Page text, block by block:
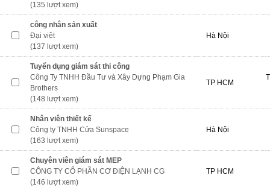
(135 lượt xem)
công nhân sản xuất
Đại việt
(137 lượt xem)
Hà Nội
Tuyển dụng giám sát thi công
Công Ty TNHH Đầu Tư và Xây Dựng Phạm Gia
Brothers
(148 lượt xem)
TP HCM
Nhân viên thiết kế
Công ty TNHH Cửa Sunspace
(163 lượt xem)
Hà Nội
Chuyên viên giám sát MEP
CÔNG TY CỔ PHẦN CƠ ĐIỆN LẠNH CG
(146 lượt xem)
TP HCM